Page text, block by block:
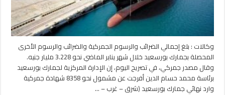
شهر
يناير
الماضي
مغلقة
وكالات : بلغ إجمالي الضرائب والرسوم الجمركية والضرائب والرسوم الأخرى
المحصلة بجمارك بورسعيد خلال شهر يناير الماضي نحو 3.228 مليار جنيه.
وقال مصدر جمركي، في تصريح اليوم، إن الإدارة المركزية لجمارك بورسعيد
برئاسة محمد حسام الدين أفرجت عن مشمول نحو 8358 شهادة جمركية
وارد نهائي جمارك بورسعيد (شرق – غرب – …